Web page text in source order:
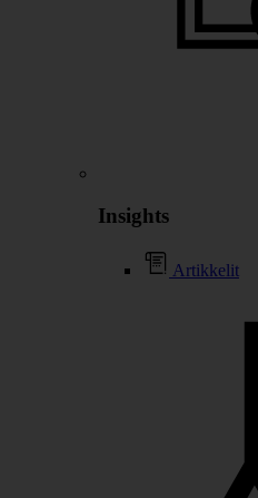
Insights
Artikkelit